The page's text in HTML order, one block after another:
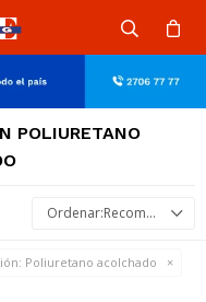
POLIURETANO
Recomendados
Poliuretano acolchado